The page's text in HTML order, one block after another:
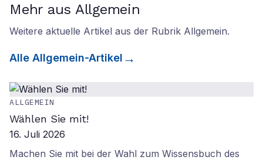
Mehr aus Allgemein
Weitere aktuelle Artikel aus der Rubrik Allgemein.
Alle Allgemein-Artikel
ALLGEMEIN
Wählen Sie mit!
16. Juli 2026
Machen Sie mit bei der Wahl zum Wissensbuch des